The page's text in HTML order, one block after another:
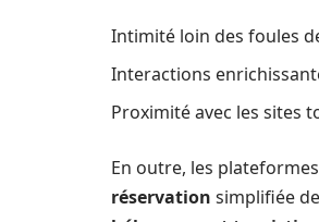
Intimité loin des foules
Interactions
Proximité avec les sites
En outre, les
réservation simplifiée